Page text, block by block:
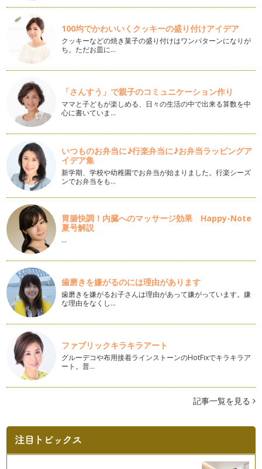
赤ちゃん目線で新年を迎えよう
新しい年の干支は「イノシシ」。前の年の「犬」は赤ちゃんに
もわかりやすくて、普段からよく目に…
即効性はありませんが・・・
「絵本の読み聞かせって具体的に何が良いの？」 「どうして
読み…
お子さんがトーマスにはまったら選ぶ絵本
先日、お子さんとの絵本のご相談で 「うちの子、今、トーマ
スが大好きで毎日毎日その本…
ママがお絵かきの天才になれる絵本
暑かった夏もようやく終わりと思ったのに、まだまだ日中は暑
い日が続きますね。 各所で…
絵本はベビーサインを教えるツールではありません？！
1年間、毎月2回ずつコラムを書かせていただいたこちらのコ
ーナー、今回が一応区切りの最終回と…
ベビーサイナーちゃんが絵本好きになる理由 その４（最終
回）
これまで過去3回にわたってお伝えしてきた、「どうしてベビ
ーサイナーちゃんたちは絵本（本）好…
ベビーサイナーちゃんが絵本好きになる理由 その３
今回も前回に続き、アンケート調査の結果から、どうしてな
の？？？を考えてみたいと思います。 …
ベビーサイナーちゃんが絵本好きになる理由 その２
今回も前回に続き、アンケート調査の結果から、どうしてな
の？？？を考えてみたいと思います。 …
ベビーサイナーちゃんが絵本好きになる理由 その１
2015年にベビーサイン教室の卒業生さんを対象にアンケート
絵本の時間≠お勉強の時間
早いもので、このコラムを書かせてもらうようになってからも
う今回が20回目！ いつも読んでく…
100均でかわいいくクッキーの盛り付けアイデア
クッキーなどの焼き菓子の盛り付けはワンパターンになりが
ち。ただお皿に…
「さんすう」で親子のコミュニケーション作り
ママと子どもが楽しめる、日々の生活の中で出来る算数を中
心に書いていま…
いつものお弁当に♪行楽弁当に♪お弁当ラッピングア
イデア集
新学期、学校や幼稚園でお弁当が始まりました。行楽シーズ
ンでお弁当をも…
胃腸快調！内臓へのマッサージ効果 Happy-Note
夏号解説
…
歯磨きを嫌がるのには理由があります
歯磨きを嫌がるお子さんは理由があって嫌がっています。嫌
な理由をなくし…
ファブリックキラキラアート
グルーデコや布用接着ラインストーンのHotFixでキラキラア
ート。普…
記事一覧を見る